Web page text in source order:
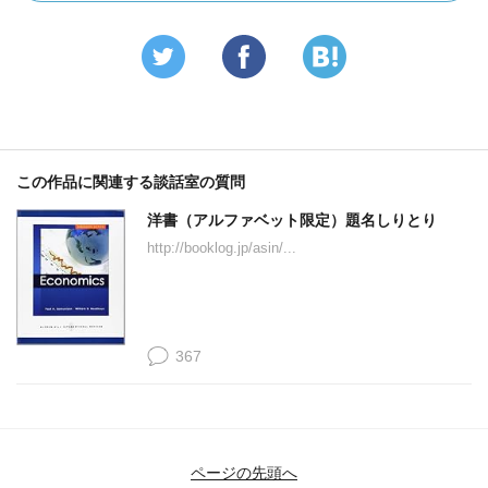
この作品に関連する談話室の質問
洋書（アルファベット限定）題名しりとり
http://booklog.jp/asin/...
367
ページの先頭へ